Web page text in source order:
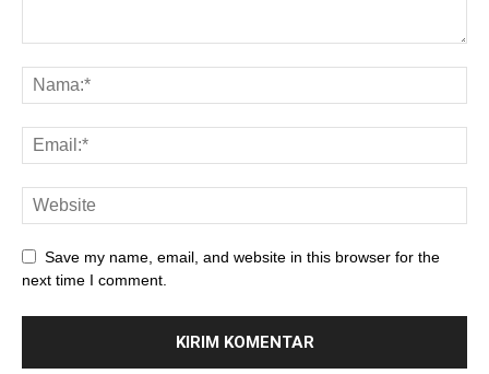
Save my name, email, and website in this browser for the
next time I comment.